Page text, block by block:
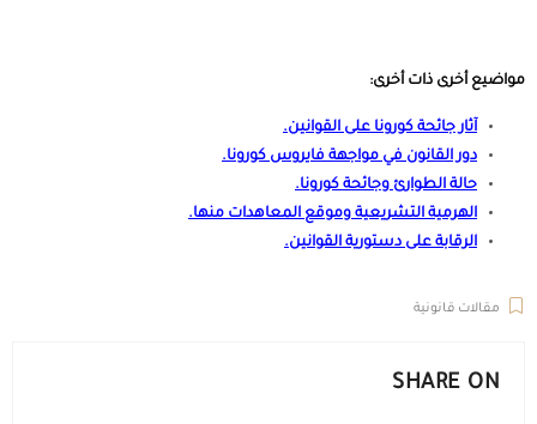
مواضيع أخرى ذات أخرى:
آثار جائحة كورونا على القوانين.
دور القانون في مواجهة فايروس كورونا.
حالة الطوارئ وجائحة كورونا.
الهرمية التشريعية وموقع المعاهدات منها.
الرقابة على دستورية القوانين.
مقالات قانونية
SHARE ON